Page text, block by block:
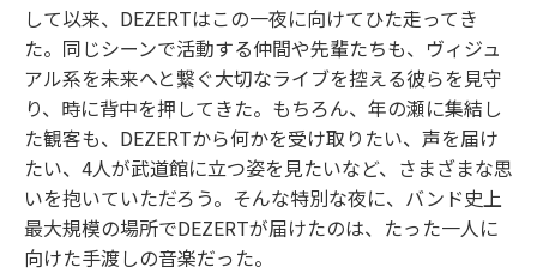
して以来、DEZERTはこの一夜に向けてひた走ってき
た。同じシーンで活動する仲間や先輩たちも、ヴィジュ
アル系を未来へと繋ぐ大切なライブを控える彼らを見守
り、時に背中を押してきた。もちろん、年の瀬に集結し
た観客も、DEZERTから何かを受け取りたい、声を届け
たい、4人が武道館に立つ姿を見たいなど、さまざまな思
いを抱いていただろう。そんな特別な夜に、バンド史上
最大規模の場所でDEZERTが届けたのは、たった一人に
向けた手渡しの音楽だった。